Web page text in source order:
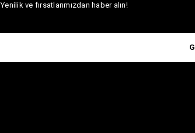
Yenilik ve fırsatlarımızdan haber alın!